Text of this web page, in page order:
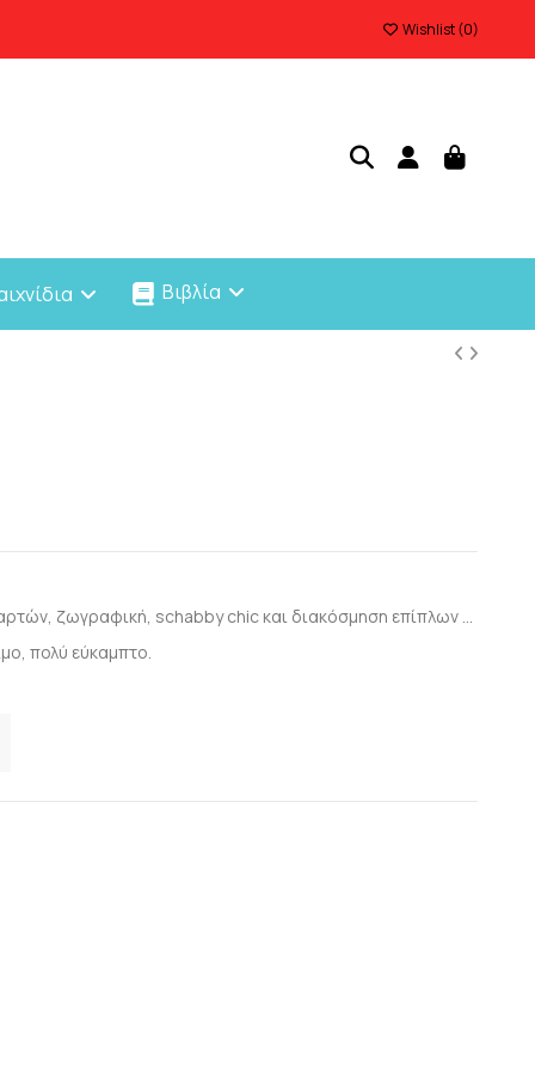
Wishlist (0)
Βιβλία
ζωγραφική, schabby chic και διακόσμηση επίπλων ...
πολύ εύκαμπτο.